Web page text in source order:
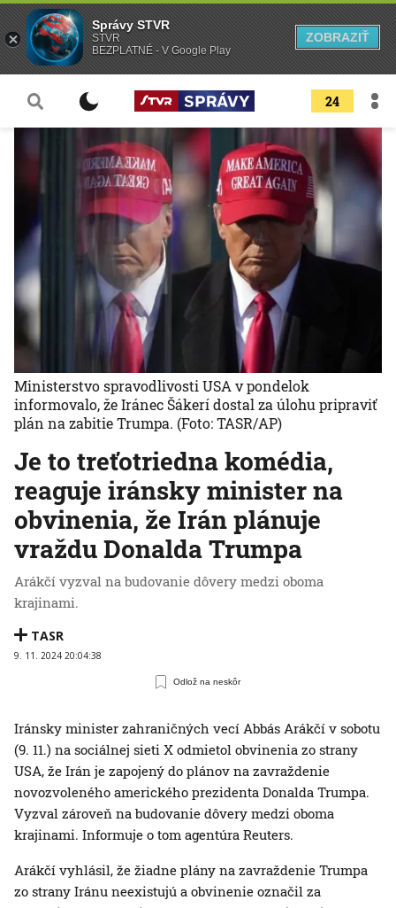
24
Je to treťotriedna komédia,
reaguje iránsky minister na
obvinenia, že Irán plánuje
vraždu Donalda Trumpa
Arákčí vyzval na budovanie dôvery medzi oboma
krajinami.
TASR
9. 11. 2024 20:04:38
Odlož na neskôr
Ministerstvo spravodlivosti USA v pondelok
informovalo, že Iránec Šákerí dostal za úlohu pripraviť
plán na zabitie Trumpa. (Foto: TASR/AP)
Iránsky minister zahraničných vecí Abbás Arákčí v sobotu
(9. 11.) na sociálnej sieti X odmietol obvinenia zo strany
USA, že Irán je zapojený do plánov na zavraždenie
novozvoleného amerického prezidenta Donalda Trumpa.
Vyzval zároveň na budovanie dôvery medzi oboma
krajinami. Informuje o tom agentúra Reuters.
Arákčí vyhlásil, že žiadne plány na zavraždenie Trumpa
zo strany Iránu neexistujú a obvinenie označil za
Správy STVR
STVR
BEZPLATNÉ - V Google Play
ZOBRAZIŤ